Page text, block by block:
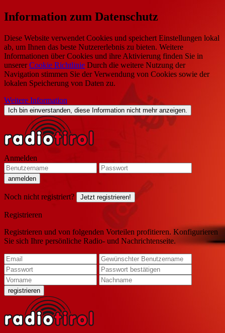
Information zum Datenschutz
Diese Website verwendet Cookies und speichert Einstellungen lokal
ab, um Ihnen das beste Nutzererlebnis zu bieten. Weitere
Informationen über Cookies und ihre Aktivierung finden Sie in
unsererCookie Richtlinie Durch die weitere Nutzung der
Navigation stimmen Sie der Verwendung von Cookies sowie der
lokalen Speicherung von Daten zu.
Weitere Information
Ich bin einverstanden, diese Information nicht mehr anzeigen.
Anmelden
Noch nicht registriert? Jetzt registrieren!
Registrieren
Registrieren und von folgenden Vorteilen profitieren. Konfigurieren
Sie sich Ihre persönliche Radio- und Nachrichtenseite.